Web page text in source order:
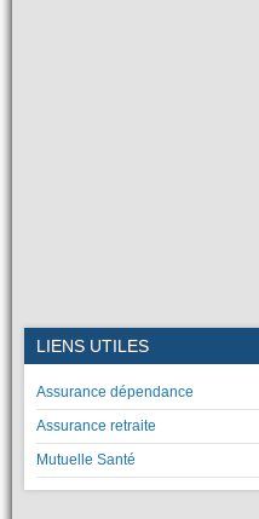
LIENS UTILES
Assurance dépendance
Assurance retraite
Mutuelle Santé